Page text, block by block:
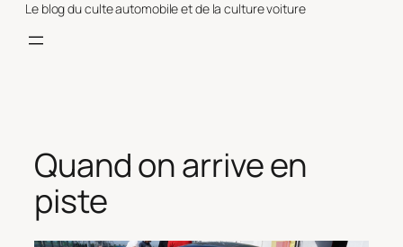
Le blog du culte automobile et de la culture voiture
Quand on arrive en
piste